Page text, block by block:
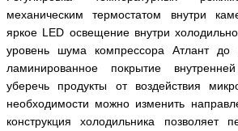
механическим термостатом внутри
яркое LED освещение внутри
уровень шума компрессора Атлант
ламинированное покрытие
уберечь продукты от воздействия
необходимости можно изменить
конструкция холодильника позволяет